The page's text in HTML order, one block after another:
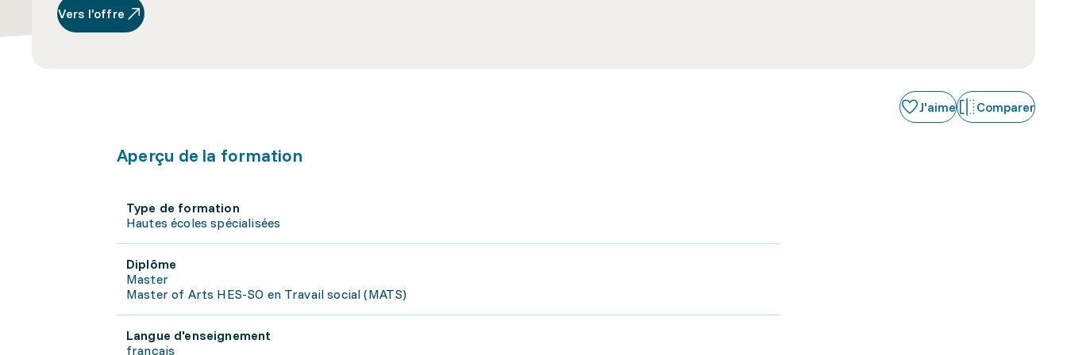
Vers l’offre
J'aime Comparer
Aperçu de la formation
Type de formation
Hautes écoles spécialisées
Diplôme
Master
Master of Arts HES-SO en Travail social (MATS)
Langue d'enseignement
français